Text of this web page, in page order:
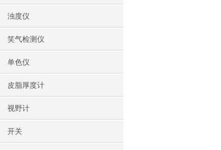
浊度仪
笑气检测仪
单色仪
皮脂厚度计
视野计
开关